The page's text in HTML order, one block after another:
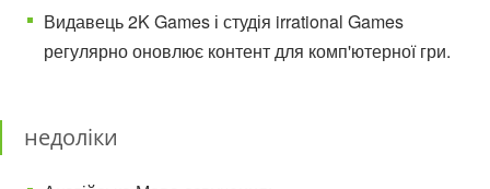
Видавець 2K Games і студія irrational Games
регулярно оновлює контент для комп'ютерної гри.
недоліки